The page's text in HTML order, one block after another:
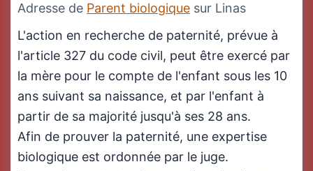
Adresse de Parent biologique sur Linas
L'action en recherche de paternité, prévue à
l'article 327 du code civil, peut être exercé par
la mère pour le compte de l'enfant sous les 10
ans suivant sa naissance, et par l'enfant à
partir de sa majorité jusqu'à ses 28 ans.
Afin de prouver la paternité, une expertise
biologique est ordonnée par le juge.